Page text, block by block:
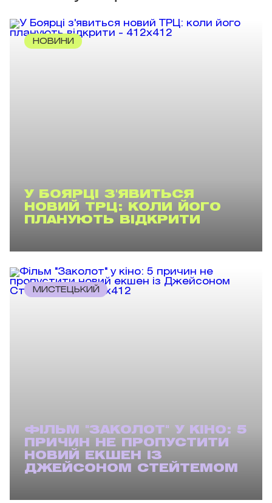
НОВИНИ
У БОЯРЦІ З'ЯВИТЬСЯ
НОВИЙ ТРЦ: КОЛИ ЙОГО
ПЛАНУЮТЬ ВІДКРИТИ
МИСТЕЦЬКИЙ
ФІЛЬМ "ЗАКОЛОТ" У КІНО: 5
ПРИЧИН НЕ ПРОПУСТИТИ
НОВИЙ ЕКШЕН ІЗ
ДЖЕЙСОНОМ СТЕЙТЕМОМ